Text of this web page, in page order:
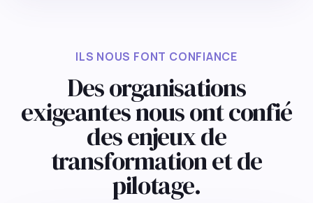
ILS NOUS FONT CONFIANCE
Des organisations
exigeantes nous ont confié
des enjeux de
transformation et de
pilotage.